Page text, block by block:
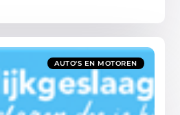
AUTO'S EN MOTOREN